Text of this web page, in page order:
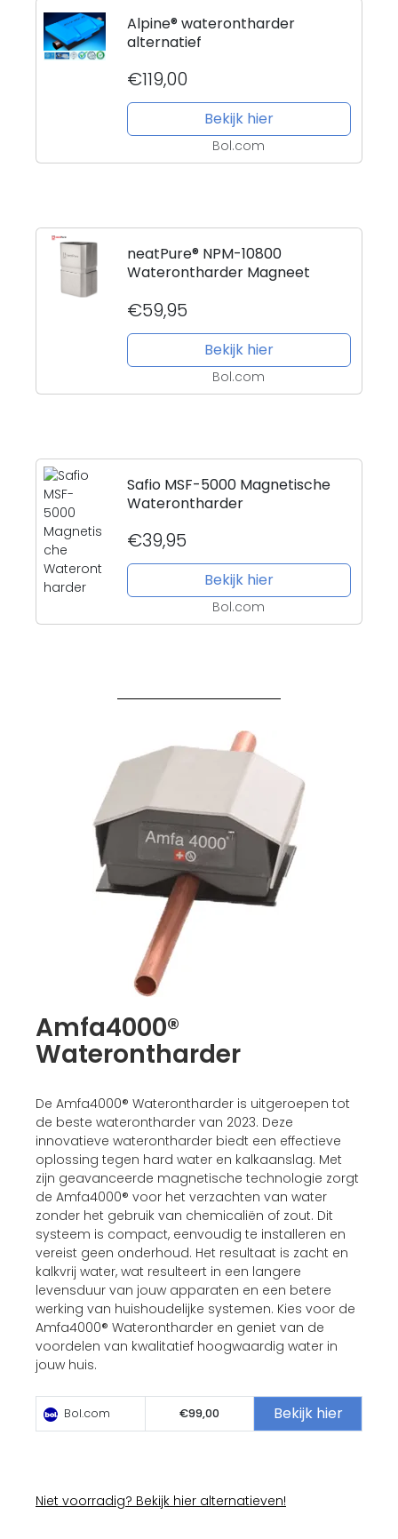
Alpine® waterontharder
alternatief
€119,00
Bekijk hier
Bol.com
neatPure® NPM-10800
Waterontharder Magneet
€59,95
Bekijk hier
Bol.com
Safio MSF-5000 Magnetische
Waterontharder
€39,95
Bekijk hier
Bol.com
Amfa4000®
Waterontharder
De Amfa4000® Waterontharder is uitgeroepen tot
de beste waterontharder van 2023. Deze
innovatieve waterontharder biedt een effectieve
oplossing tegen hard water en kalkaanslag. Met
zijn geavanceerde magnetische technologie zorgt
de Amfa4000® voor het verzachten van water
zonder het gebruik van chemicaliën of zout. Dit
systeem is compact, eenvoudig te installeren en
vereist geen onderhoud. Het resultaat is zacht en
kalkvrij water, wat resulteert in een langere
levensduur van jouw apparaten en een betere
werking van huishoudelijke systemen. Kies voor de
Amfa4000® Waterontharder en geniet van de
voordelen van kwalitatief hoogwaardig water in
jouw huis.
Bol.com €99,00 Bekijk hier
Niet voorradig? Bekijk hier alternatieven!